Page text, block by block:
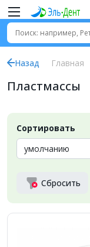
Назад Главная
Пластмассы
Сортировать
Сбросить